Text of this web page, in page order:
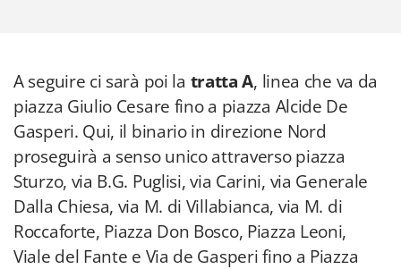
A seguire ci sarà poi la tratta A, linea che va da
piazza Giulio Cesare fino a piazza Alcide De
Gasperi. Qui, il binario in direzione Nord
proseguirà a senso unico attraverso piazza
Sturzo, via B.G. Puglisi, via Carini, via Generale
Dalla Chiesa, via M. di Villabianca, via M. di
Roccaforte, Piazza Don Bosco, Piazza Leoni,
Viale del Fante e Via de Gasperi fino a Piazza